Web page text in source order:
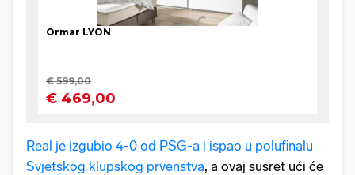
Real je izgubio 4-0 od PSG-a i ispao u polufinalu
Svjetskog klupskog prvenstva, a ovaj susret ući će